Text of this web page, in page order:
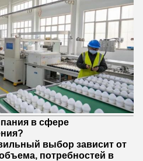
в сфере
выбор зависит от
потребностей в